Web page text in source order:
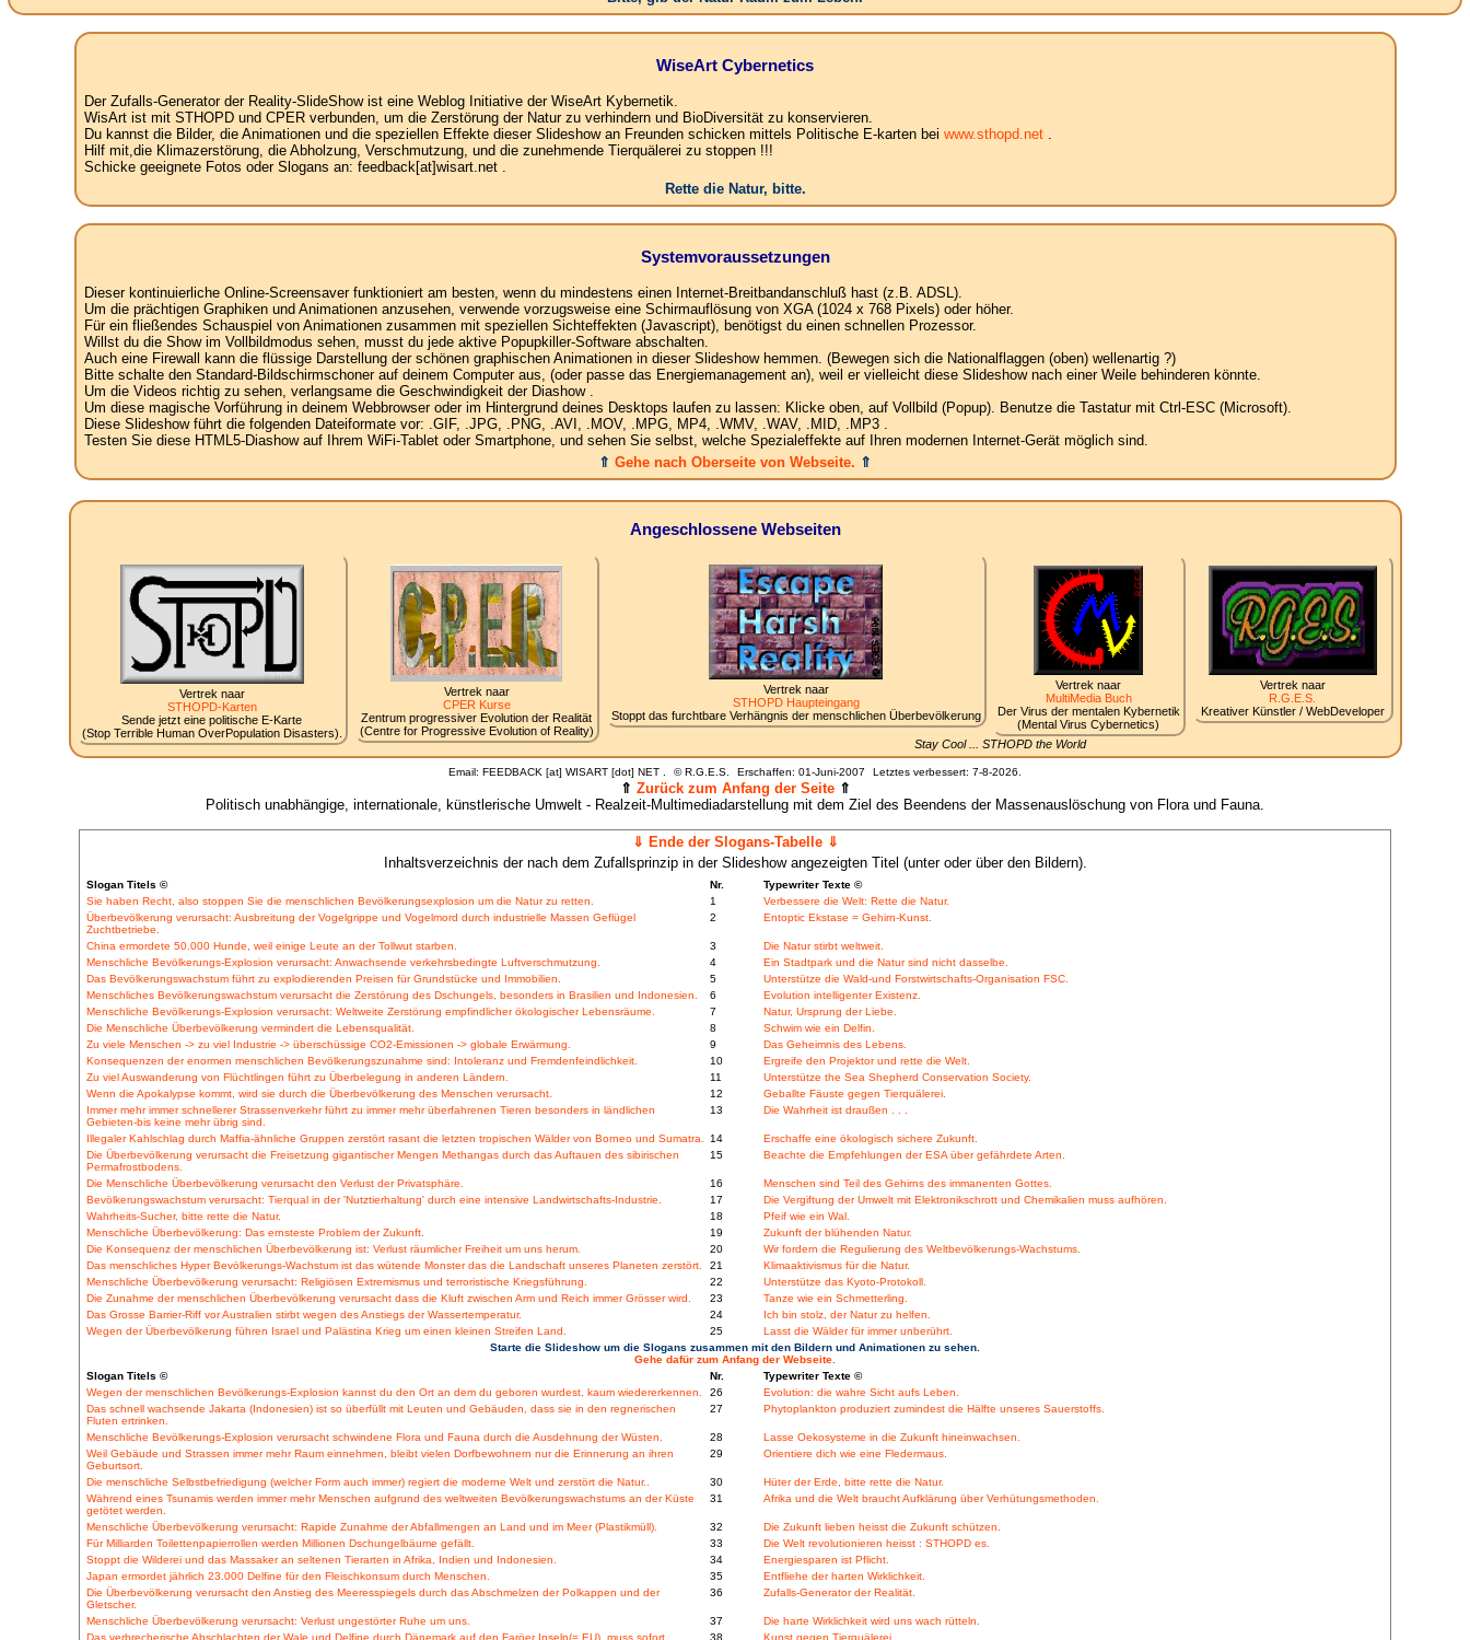
WiseArt Cybernetics
Der Zufalls-Generator der Reality-SlideShow ist eine Weblog Initiative der WiseArt Kybernetik.
WisArt ist mit STHOPD und CPER verbunden, um die Zerstörung der Natur zu verhindern und BioDiversität zu konservieren.
Du kannst die Bilder, die Animationen und die speziellen Effekte dieser Slideshow an Freunden schicken mittels Politische E-karten bei www.sthopd.net.
Hilf mit,die Klimazerstörung, die Abholzung, Verschmutzung, und die zunehmende Tierquälerei zu stoppen !!!
Schicke geeignete Fotos oder Slogans an: feedback[at]wisart.net .
Rette die Natur, bitte.
Systemvoraussetzungen
Dieser kontinuierliche Online-Screensaver funktioniert am besten, wenn du mindestens einen Internet-Breitbandanschluß hast (z.B. ADSL).
Um die prächtigen Graphiken und Animationen anzusehen, verwende vorzugsweise eine Schirmauflösung von XGA (1024 x 768 Pixels) oder höher.
Für ein fließendes Schauspiel von Animationen zusammen mit speziellen Sichteffekten (Javascript), benötigst du einen schnellen Prozessor.
Willst du die Show im Vollbildmodus sehen, musst du jede aktive Popupkiller-Software abschalten.
Auch eine Firewall kann die flüssige Darstellung der schönen graphischen Animationen in dieser Slideshow hemmen. (Bewegen sich die Nationalflaggen (oben) wellenartig ?)
Bitte schalte den Standard-Bildschirmschoner auf deinem Computer aus, (oder passe das Energiemanagement an), weil er vielleicht diese Slideshow nach einer Weile behinderen könnte.
Um die Videos richtig zu sehen, verlangsame die Geschwindigkeit der Diashow .
Um diese magische Vorführung in deinem Webbrowser oder im Hintergrund deines Desktops laufen zu lassen: Klicke oben, auf Vollbild (Popup). Benutze die Tastatur mit Ctrl-ESC (Microsoft).
Diese Slideshow führt die folgenden Dateiformate vor: .GIF, .JPG, .PNG, .AVI, .MOV, .MPG, MP4, .WMV, .WAV, .MID, .MP3 .
Testen Sie diese HTML5-Diashow auf Ihrem WiFi-Tablet oder Smartphone, und sehen Sie selbst, welche Spezialeffekte auf Ihren modernen Internet-Gerät möglich sind.
⇑ Gehe nach Oberseite von Webseite. ⇑
Angeschlossene Webseiten
Vertrek naar
STHOPD-Karten
Sende jetzt eine politische E-Karte
(Stop Terrible Human OverPopulation Disasters).
Vertrek naar
CPER Kurse
Zentrum progressiver Evolution der Realität
(Centre for Progressive Evolution of Reality)
Vertrek naar
STHOPD Haupteingang
Stoppt das furchtbare Verhängnis der menschlichen Überbevölkerung
Vertrek naar
MultiMedia Buch
Der Virus der mentalen Kybernetik
(Mental Virus Cybernetics)
Vertrek naar
R.G.E.S.
Kreativer Künstler / WebDeveloper
Stay Cool ... STHOPD the World
Email: FEEDBACK [at] WISART [dot] NET . ©R.G.E.S. Erschaffen: 01-Juni-2007 Letztes verbessert: 7-8-2026.
⇑ Zurück zum Anfang der Seite⇑
Politisch unabhängige, internationale, künstlerische Umwelt - Realzeit-Multimediadarstellung mit dem Ziel des Beendens der Massenauslöschung von Flora und Fauna.
⇓ Ende der Slogans-Tabelle ⇓
Inhaltsverzeichnis der nach dem Zufallsprinzip in der Slideshow angezeigten Titel (unter oder über den Bildern).
Slogan Titels © Nr.
Typewriter Texte ©
Sie haben Recht, also stoppen Sie die menschlichen Bevölkerungsexplosion um die Natur zu retten.
1
Verbessere die Welt: Rette die Natur.
Überbevölkerung verursacht: Ausbreitung der Vogelgrippe und Vogelmord durch industrielle Massen Geflügel
Zuchtbetriebe.
2 Entoptic Ekstase = Gehirn-Kunst.
China ermordete 50.000 Hunde, weil einige Leute an der Tollwut starben. 3
Die Natur stirbt weltweit.
Menschliche Bevölkerungs-Explosion verursacht: Anwachsende verkehrsbedingte Luftverschmutzung.
4
Ein Stadtpark und die Natur sind nicht dasselbe.
Das Bevölkerungswachstum führt zu explodierenden Preisen für Grundstücke und Immobilien.
5
Unterstütze die Wald-und Forstwirtschafts-Organisation FSC.
Menschliches Bevölkerungswachstum verursacht die Zerstörung des Dschungels, besonders in Brasilien und Indonesien.
6
Evolution intelligenter Existenz.
Menschliche Bevölkerungs-Explosion verursacht: Weltweite Zerstörung empfindlicher ökologischer Lebensräume.
7
Natur, Ursprung der Liebe.
Die Menschliche Überbevölkerung vermindert die Lebensqualität.
8
Schwim wie ein Delfin.
Zu viele Menschen -> zu viel Industrie -> überschüssige CO2-Emissionen -> globale Erwärmung.
9
Das Geheimnis des Lebens.
Konsequenzen der enormen menschlichen Bevölkerungszunahme sind: Intoleranz und Fremdenfeindlichkeit.
10
Ergreife den Projektor und rette die Welt.
Zu viel Auswanderung von Flüchtlingen führt zu Überbelegung in anderen Ländern.
11
Unterstütze the Sea Shepherd Conservation Society.
Wenn die Apokalypse kommt, wird sie durch die Überbevölkerung des Menschen verursacht.
12
Geballte Fäuste gegen Tierquälerei.
Immer mehr immer schnellerer Strassenverkehr führt zu immer mehr überfahrenen Tieren besonders in ländlichen
Gebieten-bis keine mehr übrig sind.
13 Die Wahrheit ist draußen . . .
Illegaler Kahlschlag durch Maffia-ähnliche Gruppen zerstört rasant die letzten tropischen Wälder von Borneo und Sumatra. 14
Erschaffe eine ökologisch sichere Zukunft.
Die Überbevölkerung verursacht die Freisetzung gigantischer Mengen Methangas durch das Auftauen des sibirischen
Permafrostbodens.
15 Beachte die Empfehlungen der ESA über gefährdete Arten.
Die Menschliche Überbevölkerung verursacht den Verlust der Privatsphäre. 16
Menschen sind Teil des Gehirns des immanenten Gottes.
Bevölkerungswachstum verursacht: Tierqual in der 'Nutztierhaltung' durch eine intensive Landwirtschafts-Industrie.
17
Die Vergiftung der Umwelt mit Elektronikschrott und Chemikalien muss aufhören.
Wahrheits-Sucher, bitte rette die Natur.
18
Pfeif wie ein Wal.
Menschliche Überbevölkerung: Das ernsteste Problem der Zukunft.
19
Zukunft der blühenden Natur.
Die Konsequenz der menschlichen Überbevölkerung ist: Verlust räumlicher Freiheit um uns herum.
20
Wir fordern die Regulierung des Weltbevölkerungs-Wachstums.
Das menschliches Hyper Bevölkerungs-Wachstum ist das wütende Monster das die Landschaft unseres Planeten zerstört.
21
Klimaaktivismus für die Natur.
Menschliche Überbevölkerung verursacht: Religiösen Extremismus und terroristische Kriegsführung.
22
Unterstütze das Kyoto-Protokoll.
Die Zunahme der menschlichen Überbevölkerung verursacht dass die Kluft zwischen Arm und Reich immer Grösser wird.
23
Tanze wie ein Schmetterling.
Das Grosse Barrier-Riff vor Australien stirbt wegen des Anstiegs der Wassertemperatur.
24
Ich bin stolz, der Natur zu helfen.
Wegen der Überbevölkerung führen Israel und Palästina Krieg um einen kleinen Streifen Land.
25
Lasst die Wälder für immer unberührt.
Starte die Slideshow um die Slogans zusammen mit den Bildern und Animationen zu sehen.
Gehe dafür zum Anfang der Webseite.
Slogan Titels ©
Nr.
Typewriter Texte ©
Wegen der menschlichen Bevölkerungs-Explosion kannst du den Ort an dem du geboren wurdest, kaum wiedererkennen.
26
Evolution: die wahre Sicht aufs Leben.
Das schnell wachsende Jakarta (Indonesien) ist so überfüllt mit Leuten und Gebäuden, dass sie in den regnerischen
Fluten ertrinken.
27 Phytoplankton produziert zumindest die Hälfte unseres Sauerstoffs.
Menschliche Bevölkerungs-Explosion verursacht schwindene Flora und Fauna durch die Ausdehnung der Wüsten. 28
Lasse Oekosysteme in die Zukunft hineinwachsen.
Weil Gebäude und Strassen immer mehr Raum einnehmen, bleibt vielen Dorfbewohnern nur die Erinnerung an ihren
Geburtsort.
29 Orientiere dich wie eine Fledermaus.
Die menschliche Selbstbefriedigung (welcher Form auch immer) regiert die moderne Welt und zerstört die Natur.. 30
Hüter der Erde, bitte rette die Natur.
Während eines Tsunamis werden immer mehr Menschen aufgrund des weltweiten Bevölkerungswachstums an der Küste
getötet werden.
31 Afrika und die Welt braucht Aufklärung über Verhütungsmethoden.
Menschliche Überbevölkerung verursacht: Rapide Zunahme der Abfallmengen an Land und im Meer (Plastikmüll). 32
Die Zukunft lieben heisst die Zukunft schützen.
Für Milliarden Toilettenpapierrollen werden Millionen Dschungelbäume gefällt.
33
Die Welt revolutionieren heisst : STHOPD es.
Stoppt die Wilderei und das Massaker an seltenen Tierarten in Afrika, Indien und Indonesien.
34
Energiesparen ist Pflicht.
Japan ermordet jährlich 23.000 Delfine für den Fleischkonsum durch Menschen.
35
Entfliehe der harten Wirklichkeit.
Die Überbevölkerung verursacht den Anstieg des Meeresspiegels durch das Abschmelzen der Polkappen und der
Gletscher.
36 Zufalls-Generator der Realität.
Menschliche Überbevölkerung verursacht: Verlust ungestörter Ruhe um uns. 37
Die harte Wirklichkeit wird uns wach rütteln.